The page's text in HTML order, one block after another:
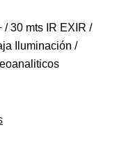
/ 30 mts IR EXIR /
Iluminación /